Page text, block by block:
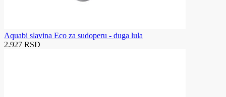
Aquabi slavina Eco za sudoperu - duga lula
2.927 RSD